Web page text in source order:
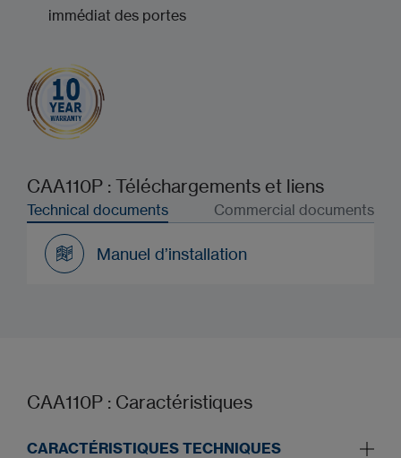
immédiat des portes
CAA110P : Téléchargements et liens
Technical documents Commercial documents
Manuel d’installation
CAA110P : Caractéristiques
CARACTÉRISTIQUES TECHNIQUES